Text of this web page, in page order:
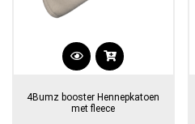
4Bumz booster Hennepkatoen
met fleece